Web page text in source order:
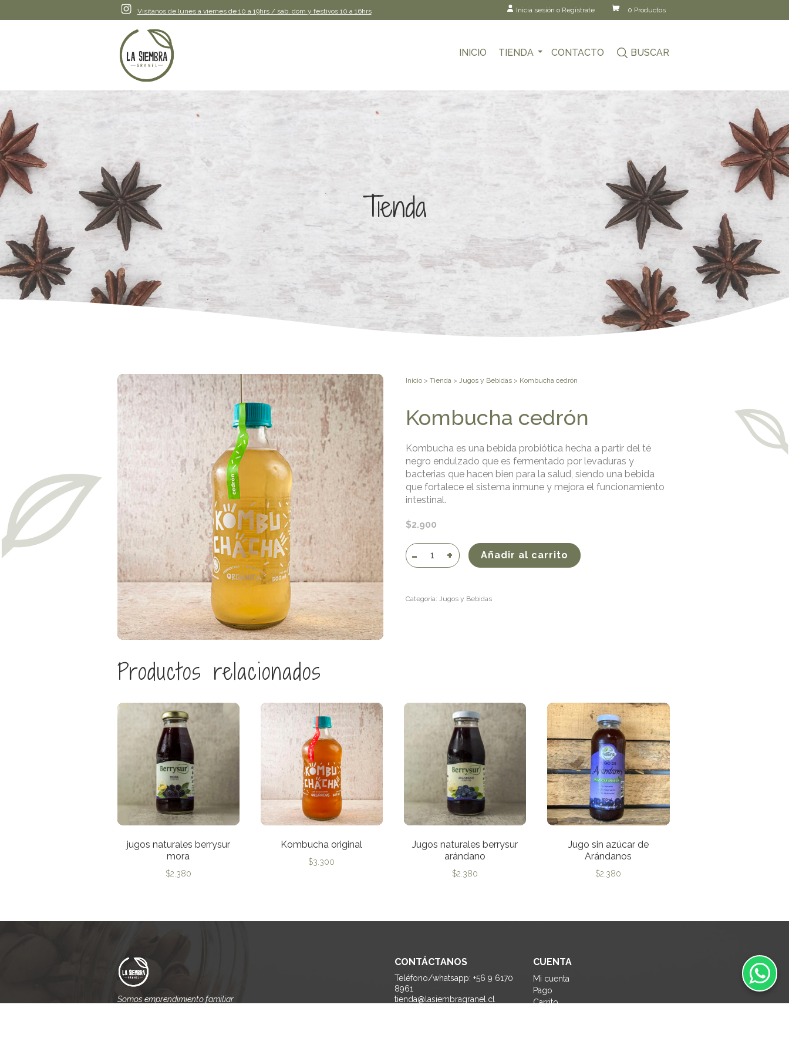
Visítanos de lunes a viernes de 10 a 19hrs / sab, dom y festivos 10 a 16hrs Inicia sesión o Regístrate 0 Productos
INICIO TIENDA CONTACTO BUSCAR
Tienda
Inicio> Tienda > Jugos y Bebidas> Kombucha cedrón
Kombucha cedrón
Kombucha es una bebida probiótica hecha a partir del té
negro endulzado que es fermentado por levaduras y
bacterias que hacen bien para la salud, siendo una bebida
que fortalece el sistema inmune y mejora el funcionamiento
intestinal.
$2.900
Kombucha
cedrón
Añadir al carrito
Categoría: Jugos y Bebidas
Productos relacionados
jugos naturales berrysur
mora
$2.380
Kombucha original
$3.300
Jugos naturales berrysur
arándano
$2.380
Jugo sin azúcar de
Arándanos
$2.380
Somos emprendimiento familiar
CONTÁCTANOS
Teléfono/whatsapp: +56 9 6170
8961
tienda@lasiembragranel.cl
CUENTA
Mi cuenta
Pago
Carrito